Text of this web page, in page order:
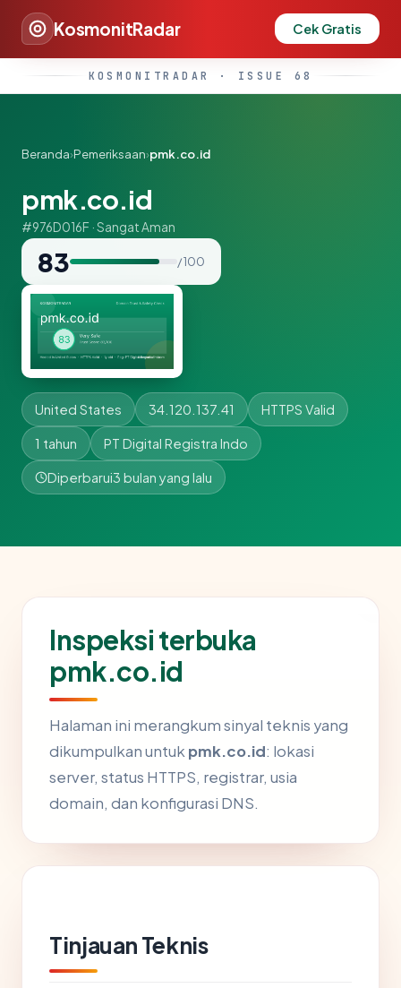
KosmonitRadar Cek Gratis
KOSMONITRADAR · ISSUE 68
Beranda›Pemeriksaan›pmk.co.id
pmk.co.id
#976D016F · Sangat Aman
83 / 100
United States 34.120.137.41 HTTPS Valid
1 tahun PT Digital Registra Indo
Diperbarui3 bulan yang lalu
Inspeksi terbuka
pmk.co.id
Halaman ini merangkum sinyal teknis yang
dikumpulkan untuk pmk.co.id: lokasi
server, status HTTPS, registrar, usia
domain, dan konfigurasi DNS.
Tinjauan Teknis